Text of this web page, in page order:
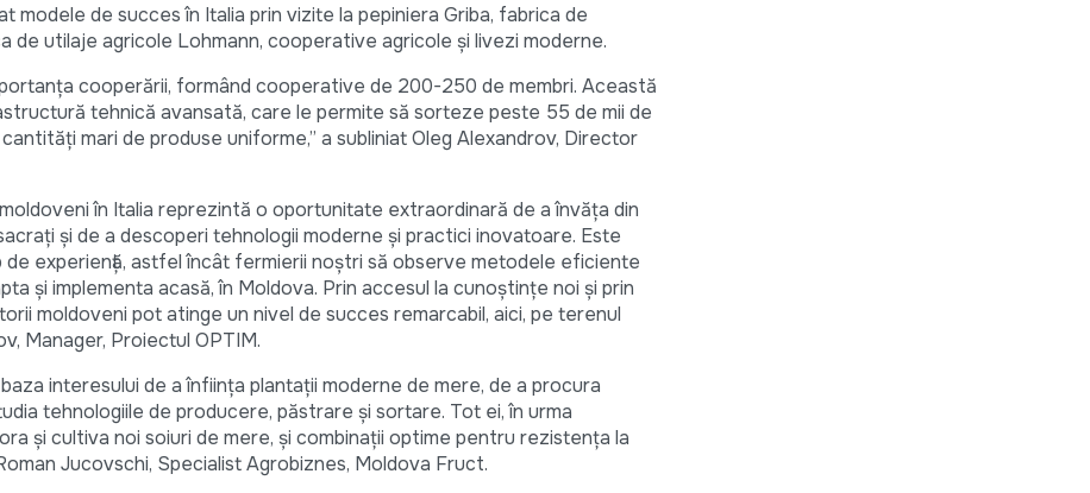
modele de succes în Italia prin vizite la pepiniera Griba, fabrica de
de utilaje agricole Lohmann, cooperative agricole și livezi moderne.
cooperării, formând cooperative de 200-250 de membri. Această
tehnică avansată, care le permite să sorteze peste 55 de mii de
mari de produse uniforme,” a subliniat Oleg Alexandrov, Director
în Italia reprezintă o oportunitate extraordinară de a învăța din
și de a descoperi tehnologii moderne și practici inovatoare. Este
de experiență, astfel încât fermierii noștri să observe metodele eficiente
și implementa acasă, în Moldova. Prin accesul la cunoștințe noi și prin
moldoveni pot atinge un nivel de succes remarcabil, aici, pe terenul
Manager, Proiectul OPTIM.
interesului de a înființa plantații moderne de mere, de a procura
tehnologiile de producere, păstrare și sortare. Tot ei, în urma
și cultiva noi soiuri de mere, și combinații optime pentru rezistența la
Jucovschi, Specialist Agrobiznes, Moldova Fruct.